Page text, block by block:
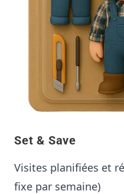
Set & Save
Visites planifiées et
fixe par semaine)